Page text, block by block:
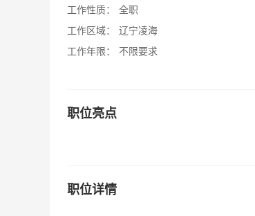
工作性质：
全职
工作区域：
辽宁凌海
工作年限：
不限要求
职位亮点
职位详情